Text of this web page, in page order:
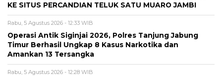
KE SITUS PERCANDIAN TELUK SATU MUARO JAMBI
Rabu, 5 Agustus 2026 - 12:33 WIB
Operasi Antik Siginjai 2026, Polres Tanjung Jabung
Timur Berhasil Ungkap 8 Kasus Narkotika dan
Amankan 13 Tersangka
Rabu, 5 Agustus 2026 - 12:28 WIB